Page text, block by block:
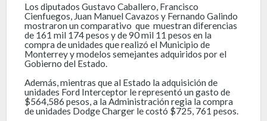
Los diputados Gustavo Caballero, Francisco
Cienfuegos, Juan Manuel Cavazos y Fernando Galindo
mostraron un comparativo que muestran diferencias
de 161 mil 174 pesos y de 90 mil 11 pesos en la
compra de unidades que realizó el Municipio de
Monterrey y modelos semejantes adquiridos por el
Gobierno del Estado.
Además, mientras que al Estado la adquisición de
unidades Ford Interceptor le representó un gasto de
$564,586 pesos, a la Administración regia la compra
de unidades Dodge Charger le costó $725, 761 pesos.